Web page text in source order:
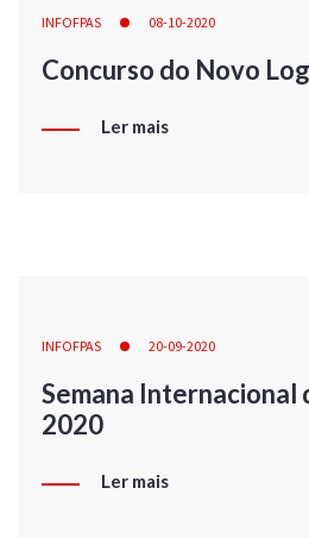
INFOFPAS 08-10-2020
Concurso do Novo
Ler mais
INFOFPAS 20-09-2020
Semana Internacional
2020
Ler mais